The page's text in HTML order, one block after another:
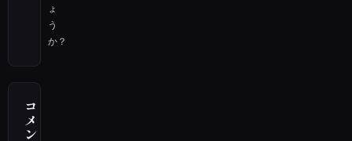
ょ
う
か？
コ
メ
ン